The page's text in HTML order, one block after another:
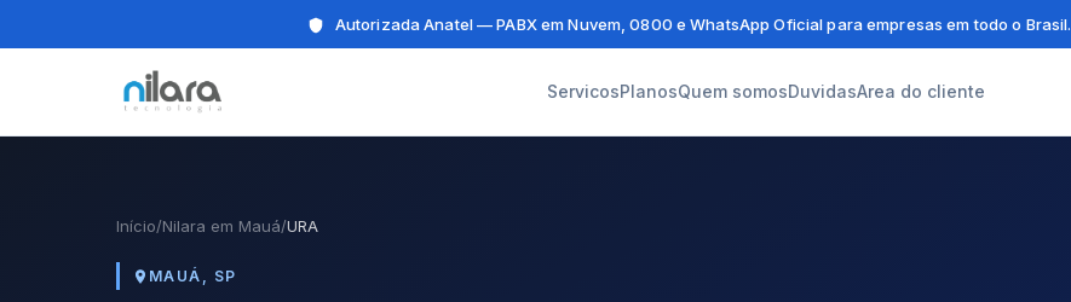
Autorizada Anatel — PABX em Nuvem, 0800 e WhatsApp Oficial para empresas em todo o Brasil.
ServicosPlanosQuem somosDuvidasArea do cliente
Início/Nilara em Mauá/URA
MAUÁ, SP